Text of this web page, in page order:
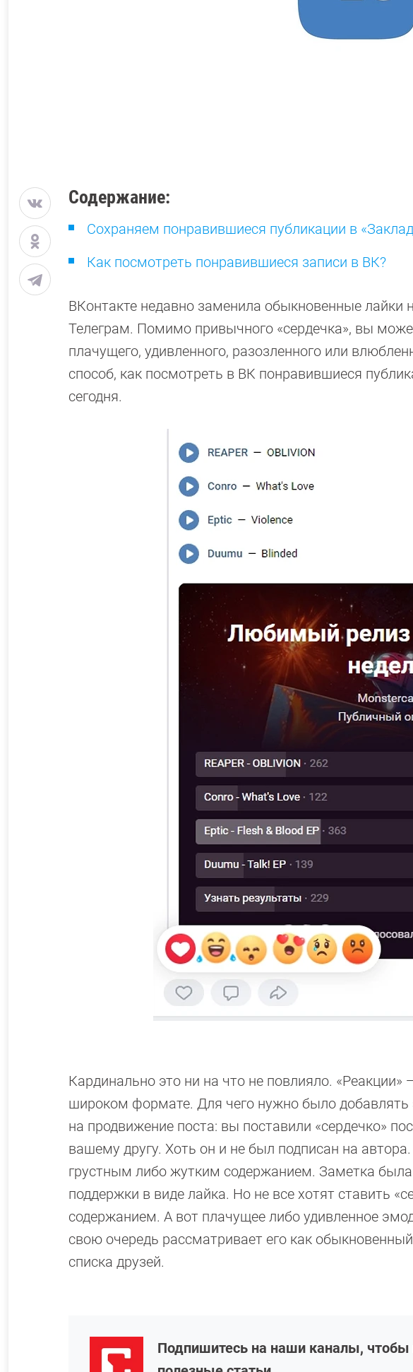
Содержание:
Сохраняем понравившиеся публикации в
Как посмотреть понравившиеся записи в ВК?
ВКонтакте недавно заменила обыкновенные лайки
Телеграм. Помимо привычного «сердечка», вы
плачущего, удивленного, разозленного или
способ, как посмотреть в ВК понравившиеся
сегодня.
Кардинально это ни на что не повлияло. «Реакции»
широком формате. Для чего нужно было добавлять
на продвижение поста: вы поставили «сердечко»
вашему другу. Хоть он и не был подписан на
грустным либо жутким содержанием. Заметка
поддержки в виде лайка. Но не все хотят ставить
содержанием. А вот плачущее либо удивленное
свою очередь рассматривает его как
списка друзей.
Подпишитесь на наши каналы, чтобы